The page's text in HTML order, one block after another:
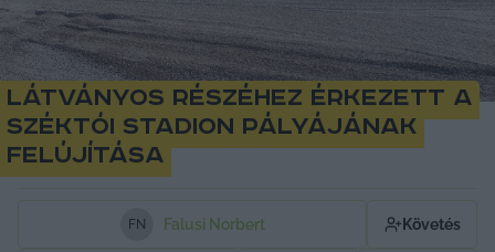
Látványos részéhez érkezett a
Széktói Stadion pályájának
felújítása
FN Falusi Norbert Követés